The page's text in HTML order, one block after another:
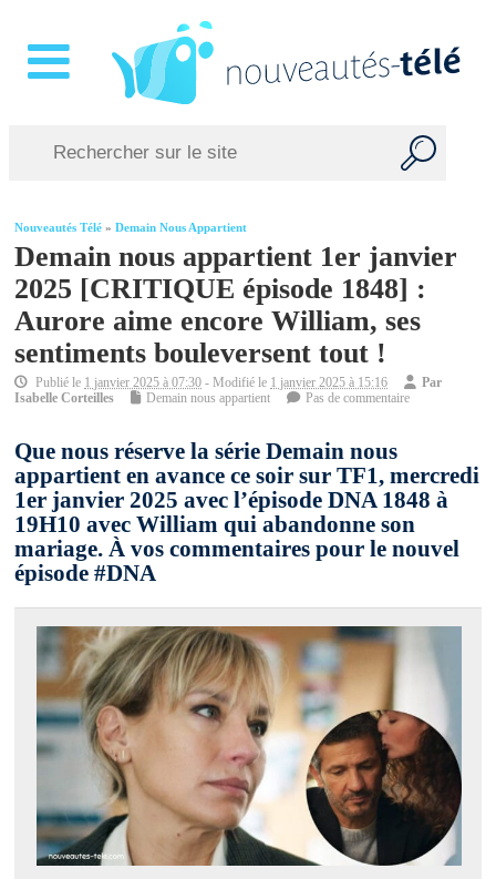
Nouveautés Télé »Demain Nous Appartient
Demain nous appartient 1er janvier
2025 [CRITIQUE épisode 1848] :
Aurore aime encore William, ses
sentiments bouleversent tout !
Publié le 1 janvier 2025 à 07:30 - Modifié le 1 janvier 2025 à 15:16
Par
Isabelle Corteilles
Demain nous appartient Pas de commentaire
Que nous réserve la série Demain nous
appartient en avance ce soir sur TF1, mercredi
1er janvier 2025 avec l’épisode DNA 1848 à
19H10 avec William qui abandonne son
mariage. À vos commentaires pour le nouvel
épisode #DNA